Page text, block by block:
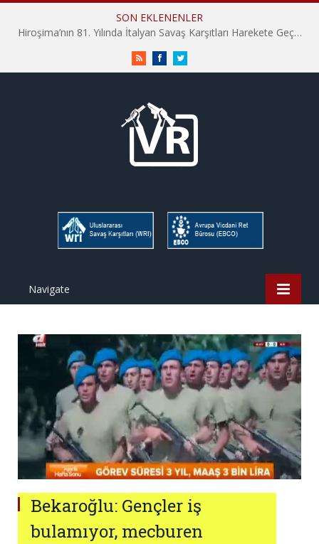
SON EKLENENLER
Hiroşima’nın 81. Yılında İtalyan Savaş Karşıtları Harekete Geçti: “Hatırlamak yeterli değil”
RSS FacebookTwitter
Navigate
Bekaroğlu: Gençler iş
bulamıyor, mecburen